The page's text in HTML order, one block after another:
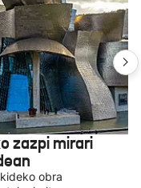
zazpi mirari
obra